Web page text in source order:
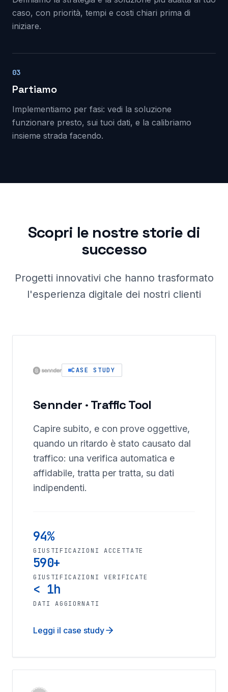
caso, con priorità, tempi e costi chiari prima di
iniziare.
03
Partiamo
Implementiamo per fasi: vedi la soluzione
funzionare presto, sui tuoi dati, e la calibriamo
insieme strada facendo.
Scopri le nostre storie di
successo
Progetti innovativi che hanno trasformato
l'esperienza digitale dei nostri clienti
CASE STUDY
Sennder · Traffic Tool
Capire subito, e con prove oggettive,
quando un ritardo è stato causato dal
traffico: una verifica automatica e
affidabile, tratta per tratta, su dati
indipendenti.
94%
GIUSTIFICAZIONI ACCETTATE
590+
GIUSTIFICAZIONI VERIFICATE
< 1h
DATI AGGIORNATI
Leggi il case study